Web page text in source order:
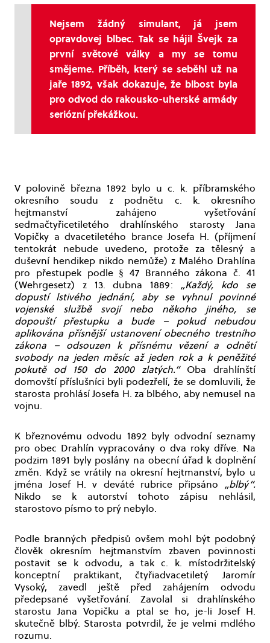
Nejsem žádný simulant, já jsem
opravdovej blbec. Tak se hájil Švejk za
první světové války a my se tomu
smějeme. Příběh, který se seběhl už na
jaře 1892, však dokazuje, že blbost byla
pro odvod do rakousko-uherské armády
seriózní překážkou.
V polovině března 1892 bylo u c. k. příbramského
okresního soudu z podnětu c. k. okresního
hejtmanství zahájeno vyšetřování
sedmačtyřicetiletého drahlínského starosty Jana
Vopičky a dvacetiletého brance Josefa H. (příjmení
tentokrát nebude uvedeno, protože za tělesný a
duševní hendikep nikdo nemůže) z Malého Drahlína
pro přestupek podle § 47 Branného zákona č. 41
(Wehrgesetz) z 13. dubna 1889: „Každý, kdo se
dopustí lstivého jednání, aby se vyhnul povinné
vojenské službě svojí nebo někoho jiného, ​​se
dopouští přestupku a bude – pokud nebudou
aplikována přísnější ustanovení obecného trestního
zákona – odsouzen k přísnému vězení a odnětí
svobody na jeden měsíc až jeden rok a k peněžité
pokutě od 150 do 2000 zlatých.“Oba drahlínští
domovští příslušníci byli podezřelí, že se domluvili, že
starosta prohlásí Josefa H. za blbého, aby nemusel na
vojnu.
K březnovému odvodu 1892 byly odvodní seznamy
pro obec Drahlín vypracovány o dva roky dříve. Na
podzim 1891 byly poslány na obecní úřad k doplnění
změn. Když se vrátily na okresní hejtmanství, bylo u
jména Josef H. v deváté rubrice připsáno „blbý“.
Nikdo se k autorství tohoto zápisu nehlásil,
starostovo písmo to prý nebylo.
Podle branných předpisů ovšem mohl být podobný
člověk okresním hejtmanstvím zbaven povinnosti
postavit se k odvodu, a tak c. k. místodržitelský
konceptní praktikant, čtyřiadvacetiletý Jaromír
Vysoký, zavedl ještě před zahájením odvodu
předepsané vyšetřování. Zavolal si drahlínského
starostu Jana Vopičku a ptal se ho, je-li Josef H.
skutečně blbý. Starosta potvrdil, že je velmi mdlého
rozumu.